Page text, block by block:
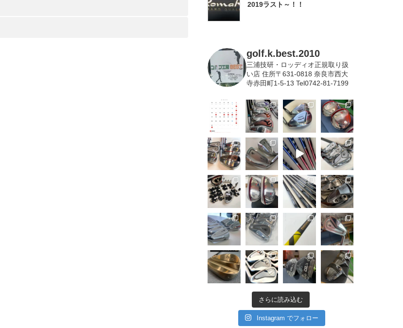
2019ラスト～！！
golf.k.best.2010
三浦技研・ロッディオ正規取り扱
い店 住所〒631-0818 奈良市西大
寺赤田町1-5-13 Tel0742-81-7199
さらに読み込む
Instagram でフォロー